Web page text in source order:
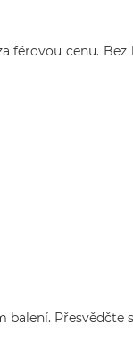
férovou cenu.
Přesvědčte